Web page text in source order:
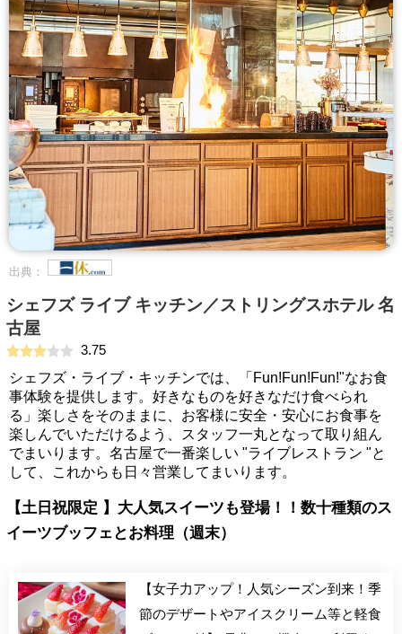
出典：
シェフズ ライブ キッチン／ストリングスホテル 名
古屋
3.75
シェフズ・ライブ・キッチンでは、「Fun!Fun!Fun!"なお食
事体験を提供します。好きなものを好きなだけ食べられ
る」楽しさをそのままに、お客様に安全・安心にお食事を
楽しんでいただけるよう、スタッフ一丸となって取り組ん
でまいります。名古屋で一番楽しい "ライブレストラン "と
して、これからも日々営業してまいります。
【土日祝限定 】大人気スイーツも登場！！数十種類のス
イーツブッフェとお料理（週末）
【女子力アップ！人気シーズン到来！季
節のデザートやアイスクリーム等と軽食